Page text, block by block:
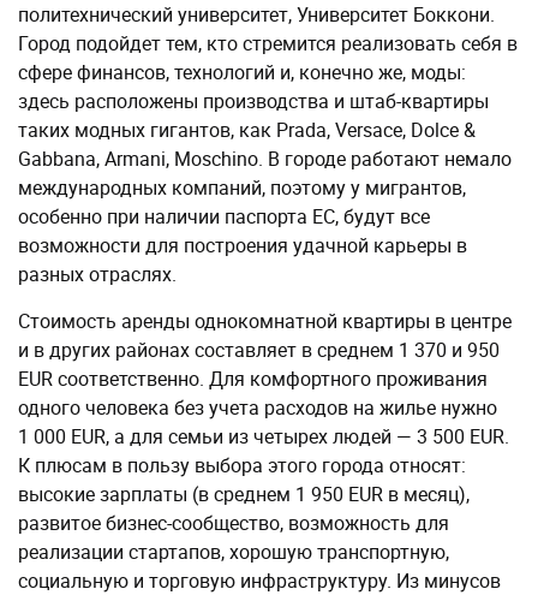
политехнический университет, Университет Боккони.
Город подойдет тем, кто стремится реализовать себя в
сфере финансов, технологий и, конечно же, моды:
здесь расположены производства и штаб-квартиры
таких модных гигантов, как Prada, Versace, Dolce &
Gabbana, Armani, Moschino. В городе работают немало
международных компаний, поэтому у мигрантов,
особенно при наличии паспорта ЕС, будут все
возможности для построения удачной карьеры в
разных отраслях.
Стоимость аренды однокомнатной квартиры в центре
и в других районах составляет в среднем 1 370 и 950
EUR соответственно. Для комфортного проживания
одного человека без учета расходов на жилье нужно
1 000 EUR, а для семьи из четырех людей — 3 500 EUR.
К плюсам в пользу выбора этого города относят:
высокие зарплаты (в среднем 1 950 EUR в месяц),
развитое бизнес-сообщество, возможность для
реализации стартапов, хорошую транспортную,
социальную и торговую инфраструктуру. Из минусов